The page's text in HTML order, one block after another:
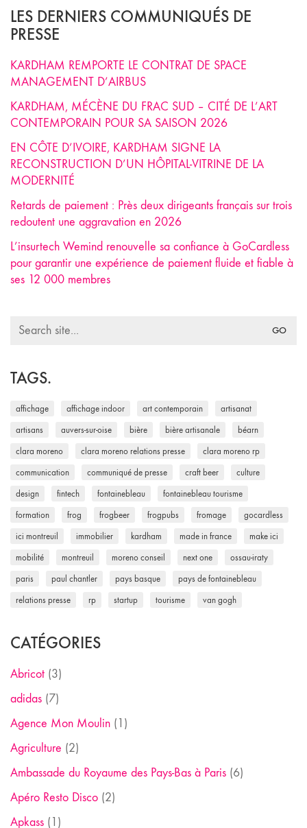
LES DERNIERS COMMUNIQUÉS DE
PRESSE
KARDHAM REMPORTE LE CONTRAT DE SPACE
MANAGEMENT D’AIRBUS
KARDHAM, MÉCÈNE DU FRAC SUD – CITÉ DE L’ART
CONTEMPORAIN POUR SA SAISON 2026
EN CÔTE D’IVOIRE, KARDHAM SIGNE LA
RECONSTRUCTION D’UN HÔPITAL-VITRINE DE LA
MODERNITÉ
Retards de paiement : Près deux dirigeants français sur trois
redoutent une aggravation en 2026
L’insurtech Wemind renouvelle sa confiance à GoCardless
pour garantir une expérience de paiement fluide et fiable à
ses 12 000 membres
Search
TAGS.
affichage affichage indoor art contemporain artisanat
artisans auvers-sur-oise bière bière artisanale béarn
clara moreno clara moreno relations presse clara moreno rp
communication communiqué de presse craft beer culture
design fintech fontainebleau fontainebleau tourisme
formation frog frogbeer frogpubs fromage gocardless
ici montreuil immobilier kardham made in france make ici
mobilité montreuil moreno conseil next one ossau-iraty
paris paul chantler pays basque pays de fontainebleau
relations presse rp startup tourisme van gogh
CATÉGORIES
Abricot (3)
adidas (7)
Agence Mon Moulin (1)
Agriculture (2)
Ambassade du Royaume des Pays-Bas à Paris (6)
Apéro Resto Disco (2)
Apkass (1)